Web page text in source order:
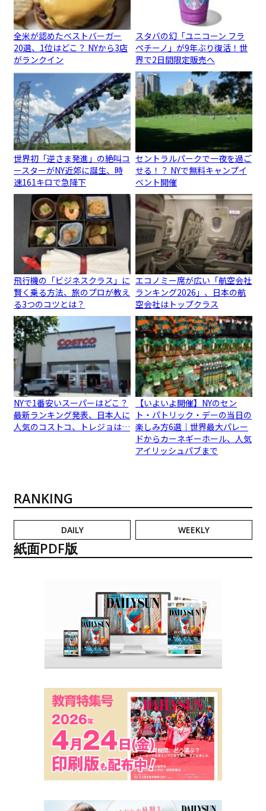
全米が認めたベストバーガー
20選、1位はどこ？ NYから3店
がランクイン
スタバの幻「ユニコーン フラ
ペチーノ」が9年ぶり復活！世
界で2日間限定販売へ
世界初「逆さま発進」の絶叫コ
ースターがNY近郊に誕生、時
速161キロで急降下
セントラルパークで一夜を過ご
せる！？ NYで無料キャンプイ
ベント開催
飛行機の「ビジネスクラス」に
賢く乗る方法、旅のプロが教え
る3つのコツとは？
エコノミー席が広い「航空会社
ランキング2026」、日本の航
空会社はトップクラス
NYで1番安いスーパーはどこ？
最新ランキング発表、日本人に
人気のコストコ、トレジョは…
【いよいよ開催】NYのセン
ト・パトリック・デーの当日の
楽しみ方6選｜世界最大パレー
ドからカーネギーホール、人気
アイリッシュパブまで
RANKING
DAILY WEEKLY
紙面PDF版